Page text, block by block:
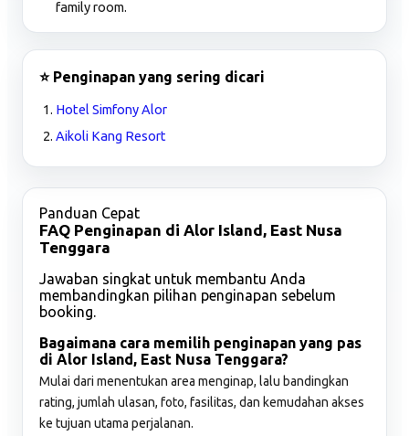
family room.
⭐ Penginapan yang sering dicari
Hotel Simfony Alor
Aikoli Kang Resort
Panduan Cepat
FAQ Penginapan di Alor Island, East Nusa
Tenggara
Jawaban singkat untuk membantu Anda
membandingkan pilihan penginapan sebelum
booking.
Bagaimana cara memilih penginapan yang pas
di Alor Island, East Nusa Tenggara?
Mulai dari menentukan area menginap, lalu bandingkan
rating, jumlah ulasan, foto, fasilitas, dan kemudahan akses
ke tujuan utama perjalanan.